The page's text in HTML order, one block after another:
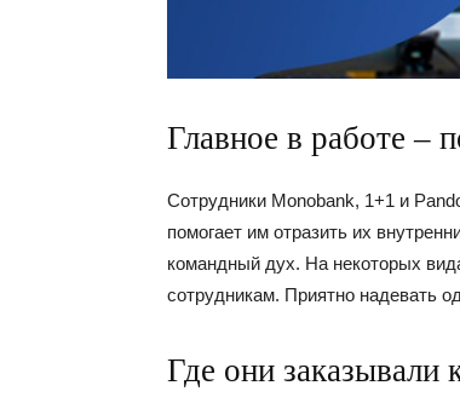
Главное в работе –
Сотрудники Monobank, 1+1 и
помогает им отразить их
командный дух. На некоторых
сотрудникам. Приятно надевать
Где они